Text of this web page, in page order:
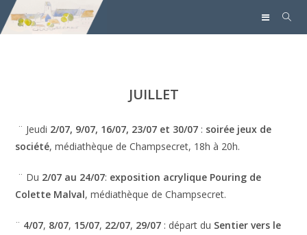
JUILLET
¨ Jeudi 2/07, 9/07, 16/07, 23/07 et 30/07 : soirée jeux de
société, médiathèque de Champsecret, 18h à 20h.
¨ Du 2/07 au 24/07: exposition acrylique Pouring de
Colette Malval, médiathèque de Champsecret.
¨ 4/07, 8/07, 15/07, 22/07, 29/07 : départ du Sentier vers le